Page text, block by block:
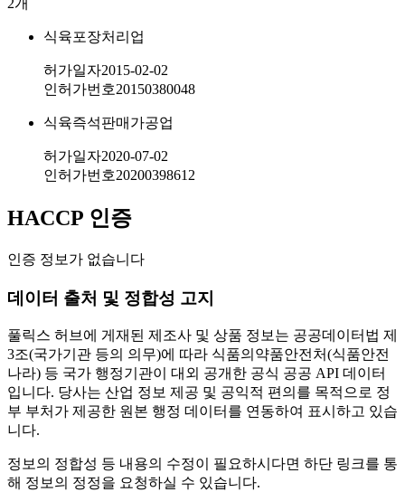
2개
식육포장처리업
허가일자2015-02-02
인허가번호20150380048
식육즉석판매가공업
허가일자2020-07-02
인허가번호20200398612
HACCP 인증
인증 정보가 없습니다
데이터 출처 및 정합성 고지
풀릭스 허브에 게재된 제조사 및 상품 정보는 공공데이터법 제
3조(국가기관 등의 의무)에 따라 식품의약품안전처(식품안전
나라) 등 국가 행정기관이 대외 공개한 공식 공공 API 데이터
입니다. 당사는 산업 정보 제공 및 공익적 편의를 목적으로 정
부 부처가 제공한 원본 행정 데이터를 연동하여 표시하고 있습
니다.
정보의 정합성 등 내용의 수정이 필요하시다면 하단 링크를 통
해 정보의 정정을 요청하실 수 있습니다.